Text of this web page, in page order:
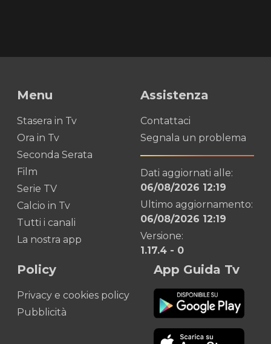
Menu
Stasera in Tv
Ora in Tv
Seconda Serata
Film
Serie TV
Calcio in Tv
Tutti i canali
La nostra app
Assistenza
Contattaci
Segnala un problema
Dati aggiornati alle:
06/08/2026 12:19
Ultimo aggiornamento:
06/08/2026 12:19
Versione:
1.17.4 - 0
Policy
Privacy e cookies policy
Pubblicità
App Guida Tv